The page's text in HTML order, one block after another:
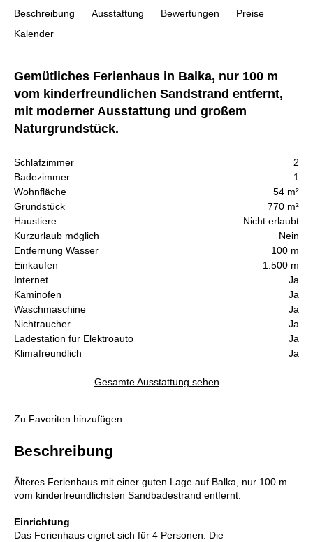
Beschreibung Ausstattung Bewertungen
Preise
Kalender
Gemütliches Ferienhaus in Balka, nur 100 m
vom kinderfreundlichen Sandstrand entfernt,
mit moderner Ausstattung und großem
Naturgrundstück.
Schlafzimmer
2
Badezimmer
1
Wohnfläche
54 m²
Grundstück
770 m²
Haustiere
Nicht erlaubt
Kurzurlaub möglich
Nein
Entfernung Wasser
100 m
Einkaufen
1.500 m
Internet
Ja
Kaminofen
Ja
Waschmaschine
Ja
Nichtraucher
Ja
Ladestation für Elektroauto
Ja
Klimafreundlich
Ja
Gesamte Ausstattung sehen
Zu Favoriten hinzufügen
Beschreibung
Älteres Ferienhaus mit einer guten Lage auf Balka, nur 100 m
vom kinderfreundlichsten Sandbadestrand entfernt.
Einrichtung
Das Ferienhaus eignet sich für 4 Personen. Die